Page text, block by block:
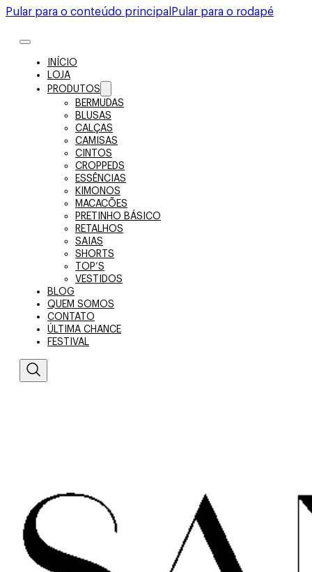
Pular para o conteúdo principal Pular para o rodapé
INÍCIO
LOJA
PRODUTOS
BERMUDAS
BLUSAS
CALÇAS
CAMISAS
CINTOS
CROPPEDS
ESSÊNCIAS
KIMONOS
MACACÕES
PRETINHO BÁSICO
RETALHOS
SAIAS
SHORTS
TOP’S
VESTIDOS
BLOG
QUEM SOMOS
CONTATO
ÚLTIMA CHANCE
FESTIVAL